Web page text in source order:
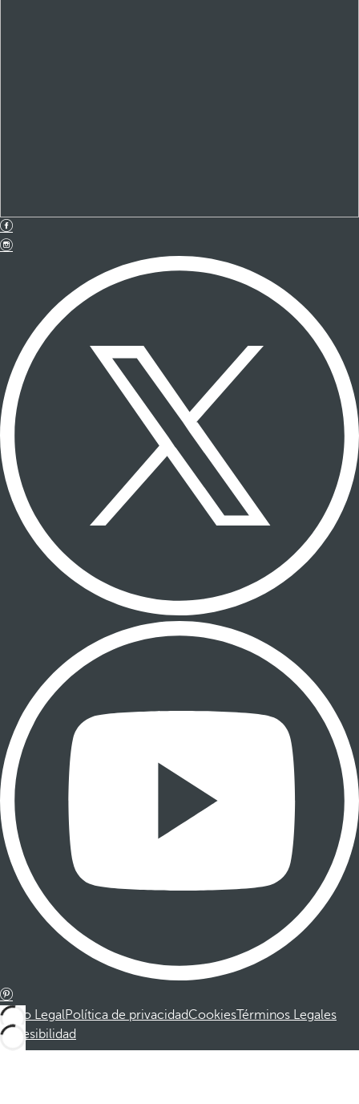
Aviso LegalPolítica de privacidadCookiesTérminos Legales
Accesibilidad